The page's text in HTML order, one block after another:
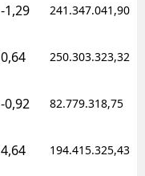
-1,29 241.347.041,90
0,64 250.303.323,32
-0,92 82.779.318,75
4,64 194.415.325,43